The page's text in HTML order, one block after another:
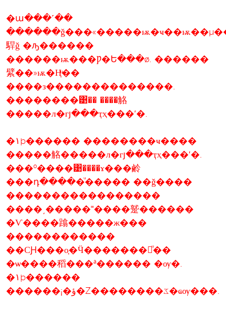
�ա���˹��
駻ǧ �ԡ������
������ѭ���Ƿ�Ե���ø. ������
繴��»ѭ�Ңͧ��
����з��������������.
��������͹�� ����觡
�����л�гյ���ҭҳ���ʹ�.
�١þ������ ��������ҹ����
�����觡�����л�гյ���ҭҳ���ʹ�.
���º����͹����ɤ���鹷
���դ�����ͧ����� ��ǧ����
�����������������
����͵�����˭����蹵������
�Ѵ����蹹�����ж���
������������
��СԨ���о֧�Ӵ�������蹢ͧ��
�ѡ����稻���ª������ �ѹ�.
�١þ������
������¡�ؤ�Ź��������ػ�ҩѹ���.